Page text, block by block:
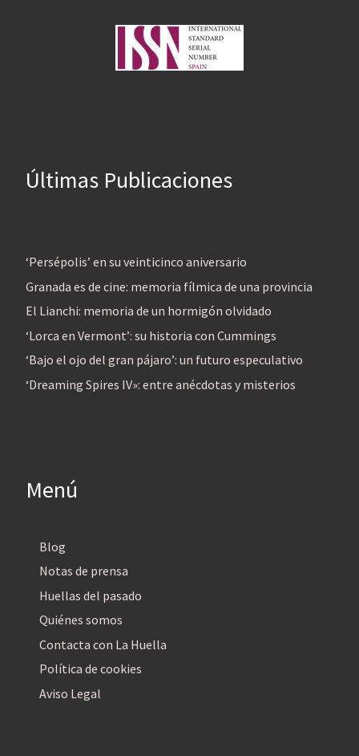
Últimas Publicaciones
‘Persépolis’ en su veinticinco aniversario
Granada es de cine: memoria fílmica de una provincia
El Lianchi: memoria de un hormigón olvidado
‘Lorca en Vermont’: su historia con Cummings
‘Bajo el ojo del gran pájaro’: un futuro especulativo
‘Dreaming Spires IV»: entre anécdotas y misterios
Menú
Blog
Notas de prensa
Huellas del pasado
Quiénes somos
Contacta con La Huella
Política de cookies
Aviso Legal